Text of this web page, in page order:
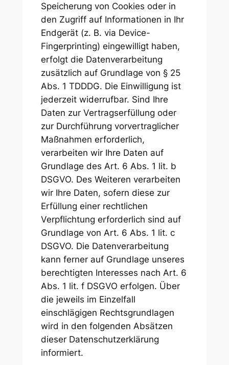
Speicherung von Cookies oder in
den Zugriff auf Informationen in Ihr
Endgerät (z. B. via Device-
Fingerprinting) eingewilligt haben,
erfolgt die Datenverarbeitung
zusätzlich auf Grundlage von § 25
Abs. 1 TDDDG. Die Einwilligung ist
jederzeit widerrufbar. Sind Ihre
Daten zur Vertragserfüllung oder
zur Durchführung vorvertraglicher
Maßnahmen erforderlich,
verarbeiten wir Ihre Daten auf
Grundlage des Art. 6 Abs. 1 lit. b
DSGVO. Des Weiteren verarbeiten
wir Ihre Daten, sofern diese zur
Erfüllung einer rechtlichen
Verpflichtung erforderlich sind auf
Grundlage von Art. 6 Abs. 1 lit. c
DSGVO. Die Datenverarbeitung
kann ferner auf Grundlage unseres
berechtigten Interesses nach Art. 6
Abs. 1 lit. f DSGVO erfolgen. Über
die jeweils im Einzelfall
einschlägigen Rechtsgrundlagen
wird in den folgenden Absätzen
dieser Datenschutzerklärung
informiert.